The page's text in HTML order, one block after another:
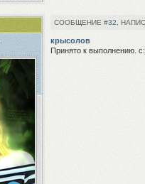
32
крысолов
Принято к выполнению. с: